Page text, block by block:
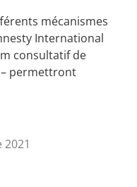
mécanismes
International
consultatif de
– permettront